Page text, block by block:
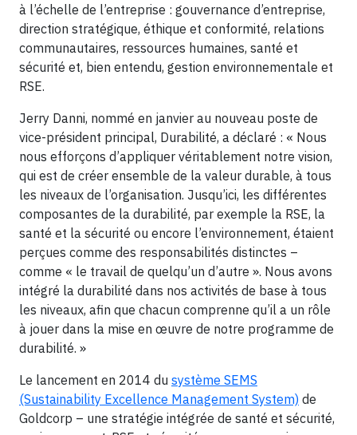
à l’échelle de l’entreprise : gouvernance d’entreprise,
direction stratégique, éthique et conformité, relations
communautaires, ressources humaines, santé et
sécurité et, bien entendu, gestion environnementale et
RSE.
Jerry Danni, nommé en janvier au nouveau poste de
vice-président principal, Durabilité, a déclaré : « Nous
nous efforçons d’appliquer véritablement notre vision,
qui est de créer ensemble de la valeur durable, à tous
les niveaux de l’organisation. Jusqu’ici, les différentes
composantes de la durabilité, par exemple la RSE, la
santé et la sécurité ou encore l’environnement, étaient
perçues comme des responsabilités distinctes –
comme « le travail de quelqu’un d’autre ». Nous avons
intégré la durabilité dans nos activités de base à tous
les niveaux, afin que chacun comprenne qu’il a un rôle
à jouer dans la mise en œuvre de notre programme de
durabilité. »
Le lancement en 2014 du système SEMS
(Sustainability Excellence Management System) de
Goldcorp – une stratégie intégrée de santé et sécurité,